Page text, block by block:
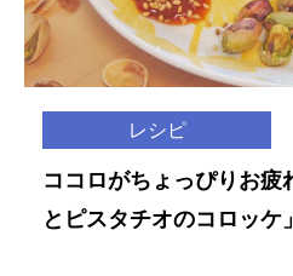
レシピ
ココロがちょっぴりお疲
とピスタチオのコロッケ